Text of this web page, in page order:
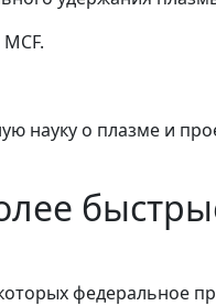
науку о плазме и
федеральное